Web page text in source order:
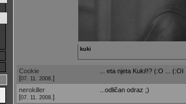
kuki
Cookie
[07. 11. 2008. ]
... eta njeta Kuki!!? (:O ... (:OI
nerokiller
[07. 11. 2008. ]
...odličan odraz ;)